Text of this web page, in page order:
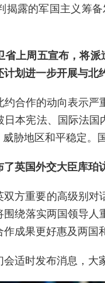
揭露的军国主义筹
省上周五宣布，将
划进一步开展与
合作的动向表示
本宪法、国际法
威胁地区和平稳定。
英国外交大臣库
方重要的高级别
绕落实两国领导
成果更好惠及两国
适时发布消息，大